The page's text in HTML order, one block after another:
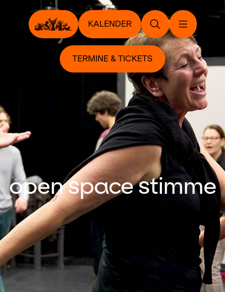
KALENDER
TERMINE & TICKETS
open space stimme